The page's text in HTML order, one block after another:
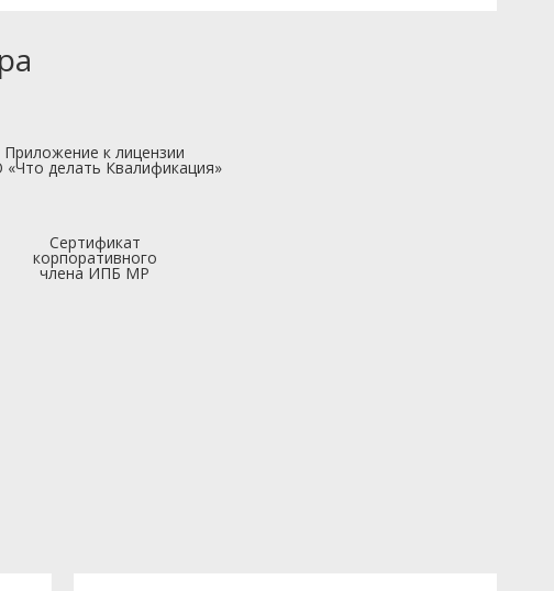
Приложение к лицензии
делать Квалификация»
Сертификат
корпоративного
члена ИПБ МР